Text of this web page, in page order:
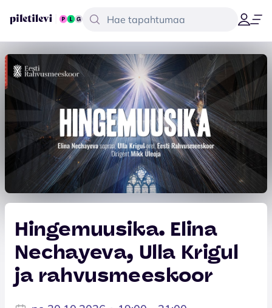
Hingemuusika. Elina
Nechayeva, Ulla Krigul
ja rahvusmeeskoor